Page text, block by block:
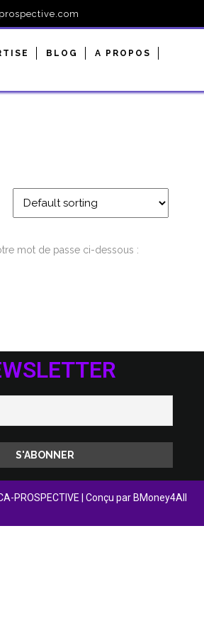
BLOG
A PROPOS
mot de passe ci-dessous :
PROSPECTIVE | Conçu par BMoney4All